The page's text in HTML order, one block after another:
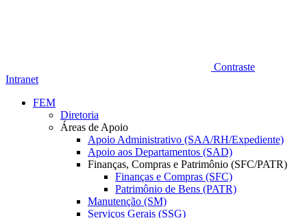
Contraste
Intranet
FEM
Diretoria
Áreas de Apoio
Apoio Administrativo (SAA/RH/Expediente)
Apoio aos Departamentos (SAD)
Finanças, Compras e Patrimônio (SFC/PATR)
Finanças e Compras (SFC)
Patrimônio de Bens (PATR)
Manutenção (SM)
Serviços Gerais (SSG)